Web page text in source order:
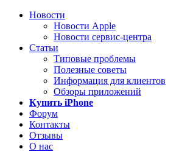
Новости
Новости Apple
Новости сервис-центра
Статьи
Типовые проблемы
Полезные советы
Информация для клиентов
Обзоры приложений
Купить iPhone
Форум
Контакты
Отзывы
О нас